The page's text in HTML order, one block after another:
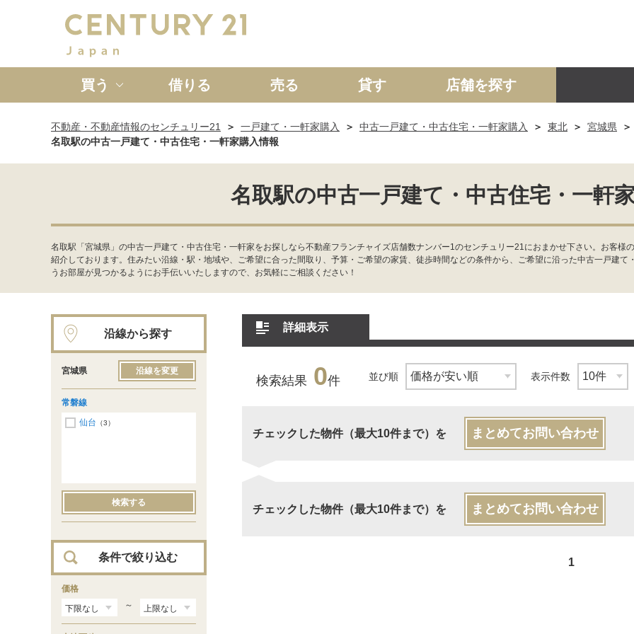
買う
新築一戸建て 中古一戸建て マンション 土地 事業投資用
借りる 売る 貸す 店舗を探す
不動産・不動産情報のセンチュリー21 一戸建て・一軒家購入 中古一戸建て・中古住宅・一軒家購入 東北
宮城県
名取駅の中古一戸建て・中古住宅・一軒家購入情報
名取駅の中古一戸建て・中古住宅・一軒
名取駅「宮城県」の中古一戸建て・中古住宅・一軒家をお探しなら不動産フランチャイズ店舗数ナンバー1のセンチュリー21におまかせ下さい。お客
紹介しております。住みたい沿線・駅・地域や、ご希望に合った間取り、予算・ご希望の家賃、徒歩時間などの条件から、ご希望に沿った中古一戸建
うお部屋が見つかるようにお手伝いいたしますので、お気軽にご相談ください！
詳細表示
検索結果 0件 並び順 表示件数
チェックした物件（最大10件まで）を まとめてお問い合わせ
チェックした物件（最大10件まで）を まとめてお問い合わせ
1
沿線から探す
宮城県 沿線を変更
常磐線
仙台 （3）
検索する
条件で絞り込む
価格
～